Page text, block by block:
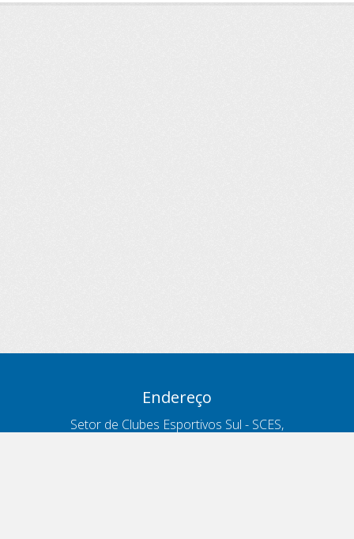
Endereço
Setor de Clubes Esportivos Sul - SCES,